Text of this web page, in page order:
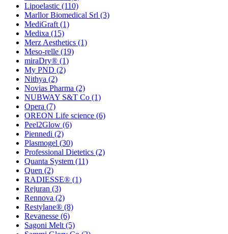
Lipoelastic (110)
Marllor Biomedical Srl (3)
MediGraft (1)
Medixa (15)
Merz Aesthetics (1)
Meso-relle (19)
miraDry® (1)
My PND (2)
Nithya (2)
Novias Pharma (2)
NUBWAY S&T Co (1)
Opera (7)
OREON Life science (6)
Peel2Glow (6)
Piennedi (2)
Plasmogel (30)
Professional Dietetics (2)
Quanta System (11)
Quen (2)
RADIESSE® (1)
Rejuran (3)
Rennova (2)
Restylane® (8)
Revanesse (6)
Sagoni Melt (5)